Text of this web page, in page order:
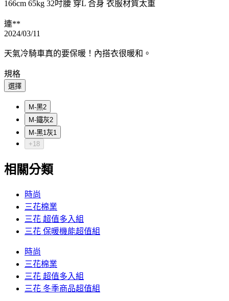
166cm 65kg 32吋腰 穿L 合身 衣服材質太重
連**
2024/03/11
天氣冷騎車真的要保暖！內搭衣很暖和。
規格
選擇
M-黑2
M-鐵灰2
M-黑1灰1
+18
相關分類
時尚
三花棉業
三花 超值多入組
三花 保暖機能超值組
時尚
三花棉業
三花 超值多入組
三花 冬季商品超值組